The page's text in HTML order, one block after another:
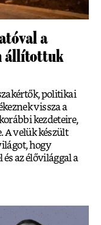
a
állítottuk
politikai
vissza a
kezdeteire,
A velük készült
hogy
az élővilággal a